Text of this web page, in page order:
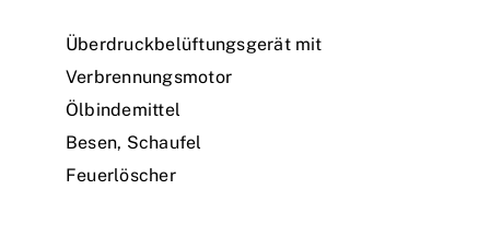
Überdruckbelüftungsgerät mit
Verbrennungsmotor
Ölbindemittel
Besen, Schaufel
Feuerlöscher